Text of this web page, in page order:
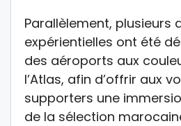
Parallèlement, plusieurs
expérientielles ont été
des aéroports aux
l’Atlas, afin d’offrir aux
supporters une
de la sélection